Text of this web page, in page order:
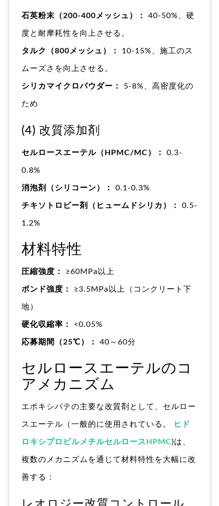
石英粉末（200-400メッシュ）： 40-50%、硬
度と耐摩耗性を向上させる。
タルク（800メッシュ）： 10-15%、施工のス
ムーズさを向上させる。
シリカマイクロパウダー： 5-8%、高密度化の
ため
(4) 改質添加剤
セルロースエーテル（HPMC/MC）： 0.3-
0.8%
消泡剤（シリコーン）： 0.1-0.3%
チキソトロピー剤（ヒュームドシリカ）： 0.5-
1.2%
材料特性
圧縮強度： ≥60MPa以上
ボンド強度： ≥3.5MPa以上（コンクリート下
地）
硬化収縮率： <0.05%
応募期間（25℃）： 40～60分
セルロースエーテルのコ
アメカニズム
エポキシパテの主要な改質剤として、セルロー
スエーテル（一般的に使用されている。 ヒド
ロキシプロピルメチルセルロースHPMC)は、
複数のメカニズムを通じて材料特性を大幅に改
善する：